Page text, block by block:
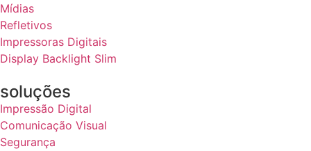
Mídias
Refletivos
Impressoras Digitais
Display Backlight Slim
soluções
Impressão Digital
Comunicação Visual
Segurança